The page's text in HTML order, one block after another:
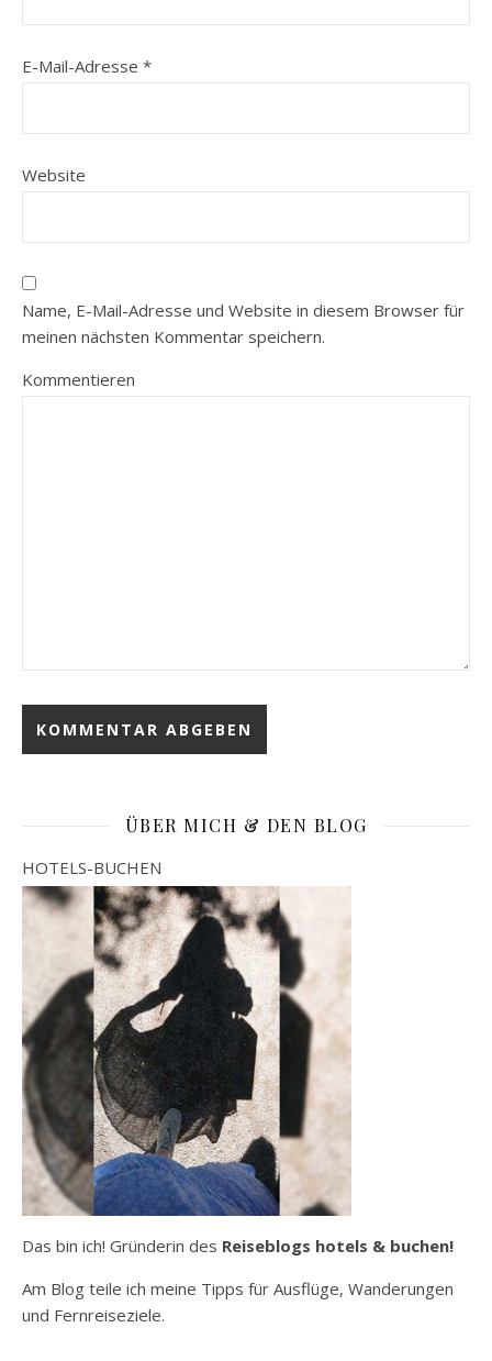
E-Mail-Adresse *
Website
Name, E-Mail-Adresse und Website in diesem Browser für
meinen nächsten Kommentar speichern.
Kommentieren
ÜBER MICH & DEN BLOG
HOTELS-BUCHEN
Das bin ich! Gründerin des Reiseblogs hotels & buchen!
Am Blog teile ich meine Tipps für Ausflüge, Wanderungen
und Fernreiseziele.